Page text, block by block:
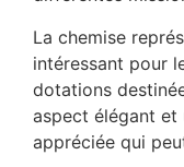
La chemise
intéressant pour
dotations
aspect élégant et
appréciée qui